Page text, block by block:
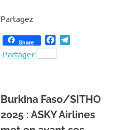
Partagez
Share Facebook
Partager
Burkina Faso/SITHO
2025 : ASKY Airlines